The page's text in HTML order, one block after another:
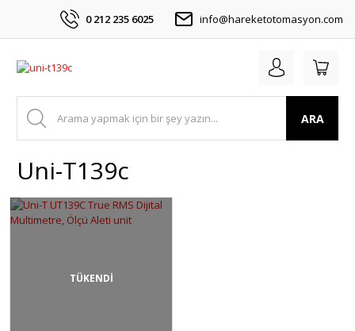
0 212 235 6025 info@hareketotomasyon.com
ARA
Uni-T139c
TÜKENDİ